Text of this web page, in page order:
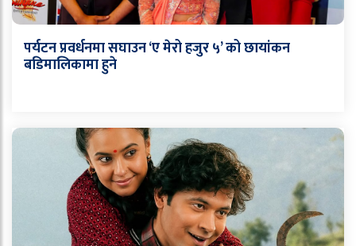
पर्यटन प्रवर्धनमा सघाउन ‘ए मेरो हजुर ५’ को छायांकन
बडिमालिकामा हुने